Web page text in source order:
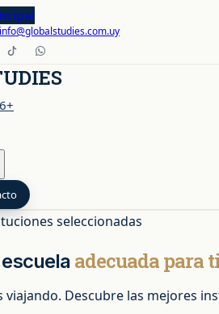
info@globalstudies.com.uy
seleccionadas
adecuada para
viajando. Descubre las mejores